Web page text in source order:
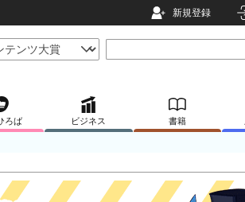
新規登録
ろば ビジネス 書籍